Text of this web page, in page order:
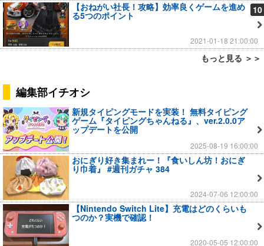
10
【おねがい社長！攻略】効率良くゲームを進め
る5つのポイント
2021-01-18 21:00:00
もっと見る ＞＞
編集部イチオシ
新規タイピングモードを実装！ 無料タイピング
ゲーム『タイピングちゃんねる』、ver.2.0.0ア
ップデートを公開
2025-08-19 16:00:00
おにぎり好き集まれー！『食いしん坊！おにぎ
り巾着』 #週刊ガチャ 384
2024-07-06 12:00:00
【Nintendo Switch Lite】充電はどのくらいも
つのか？実機で確認！
2020-05-05 12:00:00